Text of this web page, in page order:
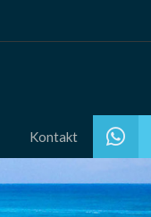
Kontakt